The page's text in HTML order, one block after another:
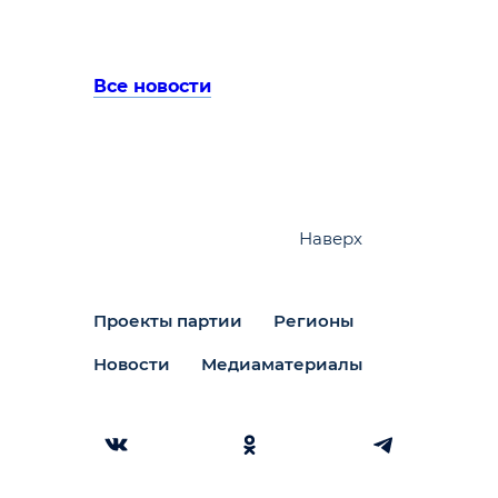
Все новости
Проекты партии Регионы
Новости Медиаматериалы
Наверх